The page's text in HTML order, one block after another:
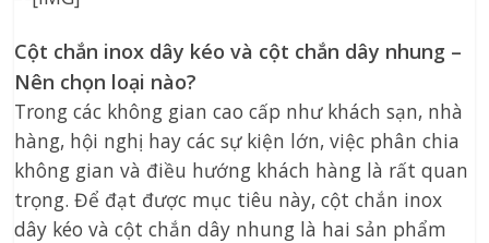
Cột chắn inox dây kéo và cột chắn dây nhung –
Nên chọn loại nào?
Trong các không gian cao cấp như khách sạn, nhà
hàng, hội nghị hay các sự kiện lớn, việc phân chia
không gian và điều hướng khách hàng là rất quan
trọng. Để đạt được mục tiêu này, cột chắn inox
dây kéo và cột chắn dây nhung là hai sản phẩm